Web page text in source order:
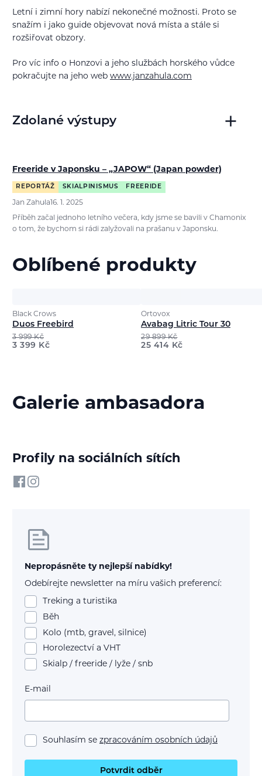
Letní i zimní hory nabízí nekonečné možnosti. Proto se
snažím i jako guide objevovat nová místa a stále si
rozšiřovat obzory.
Pro víc info o Honzovi a jeho službách horského vůdce
pokračujte na jeho web www.janzahula.com
Zdolané výstupy
Freeride v Japonsku – „JAPOW“ (Japan powder)
REPORTÁŽ SKIALPINISMUS FREERIDE
Jan Zahula 16. 1. 2025
Příběh začal jednoho letního večera, kdy jsme se bavili v Chamonix
o tom, že bychom si rádi zalyžovali na prašanu v Japonsku.
Oblíbené produkty
Black Crows
Duos Freebird
3 999Kč
3 399 Kč
Ortovox
Avabag Litric Tour 30
29 899Kč
25 414 Kč
Galerie ambasadora
Profily na sociálních sítích
Nepropásněte ty nejlepší nabídky!
Odebírejte newsletter na míru vašich preferencí:
Treking a turistika
Běh
Kolo (mtb, gravel, silnice)
Horolezectví a VHT
Skialp / freeride / lyže / snb
E-mail
Souhlasím se zpracováním osobních údajů
Potvrdit odběr